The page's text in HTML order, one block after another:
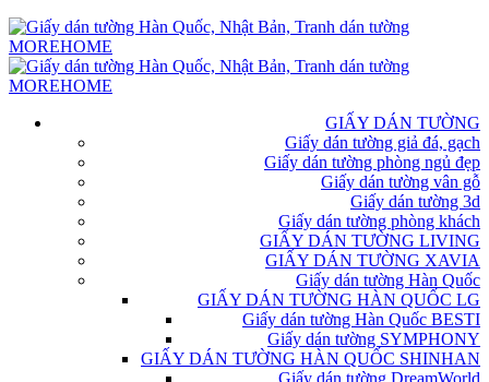
GIẤY DÁN TƯỜNG
Giấy dán tường giả đá, gạch
Giấy dán tường phòng ngủ đẹp
Giấy dán tường vân gỗ
Giấy dán tường 3d
Giấy dán tường phòng khách
GIẤY DÁN TƯỜNG LIVING
GIẤY DÁN TƯỜNG XAVIA
Giấy dán tường Hàn Quốc
GIẤY DÁN TƯỜNG HÀN QUỐC LG
Giấy dán tường Hàn Quốc BESTI
Giấy dán tường SYMPHONY
GIẤY DÁN TƯỜNG HÀN QUỐC SHINHAN
Giấy dán tường DreamWorld